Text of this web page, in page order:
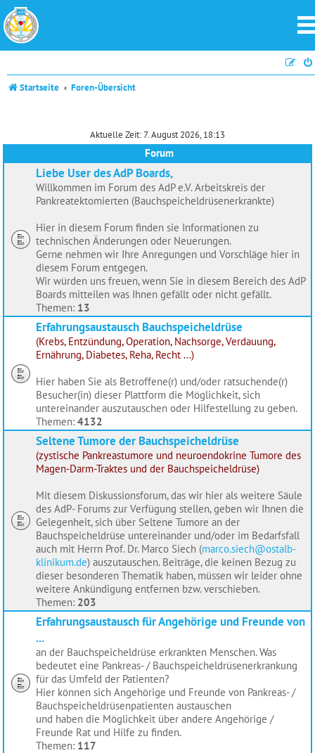
Startseite Foren-Übersicht
Aktuelle Zeit: 7. August 2026, 18:13
Forum
Liebe User des AdP Boards,
Willkommen im Forum des AdP e.V. Arbeitskreis der
Pankreatektomierten (Bauchspeicheldrüsenerkrankte)
Hier in diesem Forum finden sie Informationen zu
technischen Änderungen oder Neuerungen.
Gerne nehmen wir Ihre Anregungen und Vorschläge hier in
diesem Forum entgegen.
Wir würden uns freuen, wenn Sie in diesem Bereich des AdP
Boards mitteilen was Ihnen gefällt oder nicht gefällt.
Themen: 13
Erfahrungsaustausch Bauchspeicheldrüse
(Krebs, Entzündung, Operation, Nachsorge, Verdauung,
Ernährung, Diabetes, Reha, Recht ...)
Hier haben Sie als Betroffene(r) und/oder ratsuchende(r)
Besucher(in) dieser Plattform die Möglichkeit, sich
untereinander auszutauschen oder Hilfestellung zu geben.
Themen: 4132
Seltene Tumore der Bauchspeicheldrüse
(zystische Pankreastumore und neuroendokrine Tumore des
Magen-Darm-Traktes und der Bauchspeicheldrüse)
Mit diesem Diskussionsforum, das wir hier als weitere Säule
des AdP- Forums zur Verfügung stellen, geben wir Ihnen die
Gelegenheit, sich über Seltene Tumore an der
Bauchspeicheldrüse untereinander und/oder im Bedarfsfall
auch mit Herrn Prof. Dr. Marco Siech (marco.siech@ostalb-
klinikum.de) auszutauschen. Beiträge, die keinen Bezug zu
dieser besonderen Thematik haben, müssen wir leider ohne
weitere Ankündigung entfernen bzw. verschieben.
Themen: 203
Erfahrungsaustausch für Angehörige und Freunde von
...
an der Bauchspeicheldrüse erkrankten Menschen. Was
bedeutet eine Pankreas- / Bauchspeicheldrüsenerkrankung
für das Umfeld der Patienten?
Hier können sich Angehörige und Freunde von Pankreas- /
Bauchspeicheldrüsenpatienten austauschen
und haben die Möglichkeit über andere Angehörige /
Freunde Rat und Hilfe zu finden.
Themen: 117